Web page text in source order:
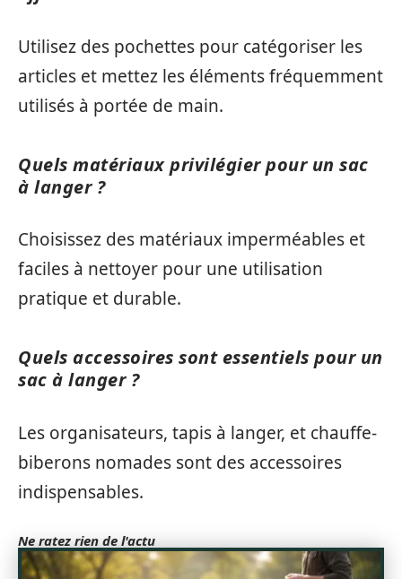
Utilisez des pochettes pour catégoriser les
articles et mettez les éléments fréquemment
utilisés à portée de main.
Quels matériaux privilégier pour un sac
à langer ?
Choisissez des matériaux imperméables et
faciles à nettoyer pour une utilisation
pratique et durable.
Quels accessoires sont essentiels pour un
sac à langer ?
Les organisateurs, tapis à langer, et chauffe-
biberons nomades sont des accessoires
indispensables.
Ne ratez rien de l'actu